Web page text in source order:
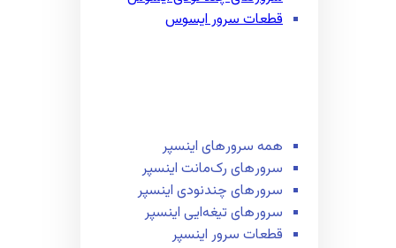
قطعات سرور ایسوس
همه سرور‌های اینسپر
سرور‌های رک‌مانت اینسپر
سرور‌های چند‌نودی اینسپر
سرور‌های تیغه‌ایی اینسپر
قطعات سرور اینسپر